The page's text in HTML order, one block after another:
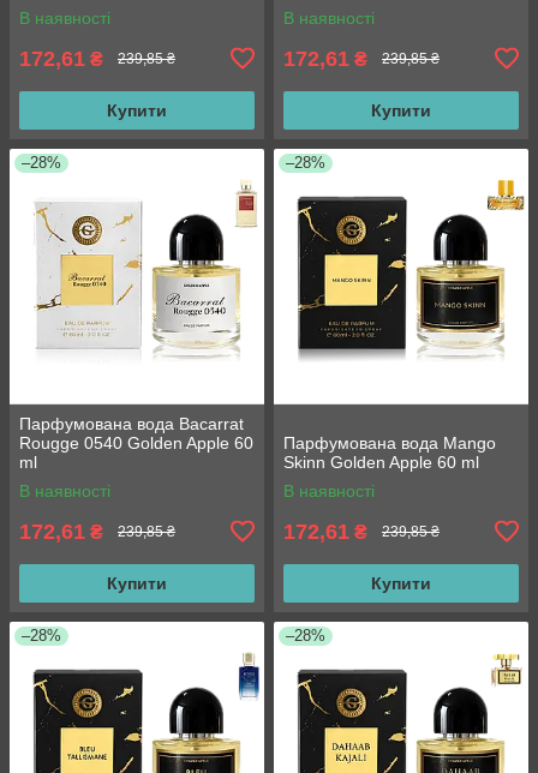
В наявності
172,61 ₴ 239,85 ₴
Купити
В наявності
172,61 ₴ 239,85 ₴
Купити
–28%
Парфумована вода Bacarrat
Rougge 0540 Golden Apple 60
ml
В наявності
172,61 ₴ 239,85 ₴
Купити
–28%
Парфумована вода Mango
Skinn Golden Apple 60 ml
В наявності
172,61 ₴ 239,85 ₴
Купити
–28% –28%